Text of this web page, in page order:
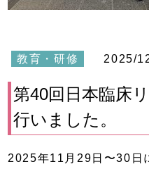
教育・研修 2025/
第40回日本臨床
行いました。
2025年11月29日〜30日